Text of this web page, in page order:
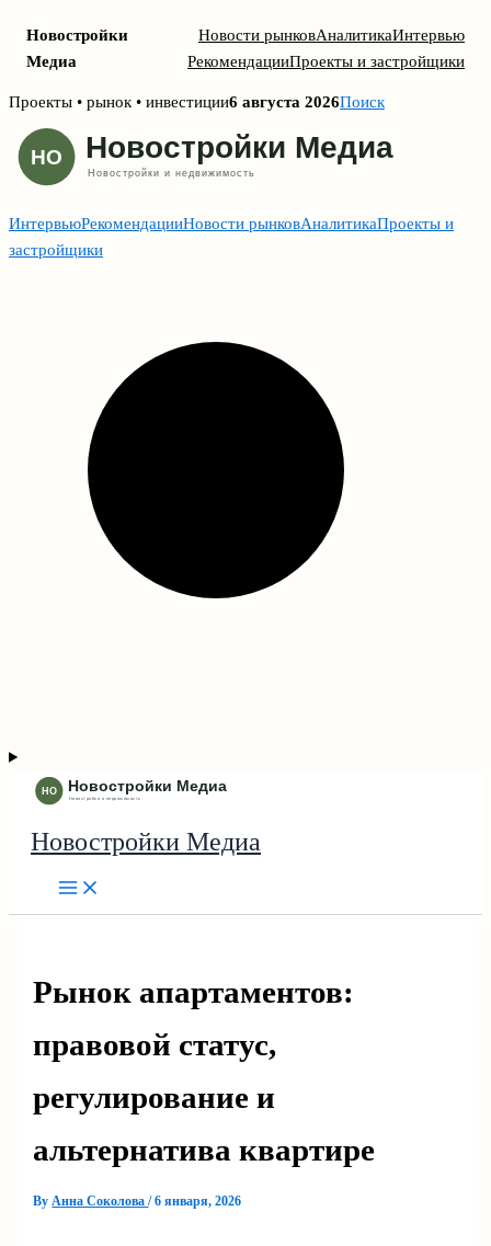
Новостройки
Медиа
Новости рынковАналитикаИнтервью
РекомендацииПроекты и застройщики
Skip
content
Проекты • рынок • инвестиции6 августа 2026Поиск
ИнтервьюРекомендацииНовости рынковАналитикаПроекты и
застройщики
Новостройки Медиа
Рынок апартаментов:
правовой статус,
регулирование и
альтернатива квартире
By Анна Соколова/6 января, 2026